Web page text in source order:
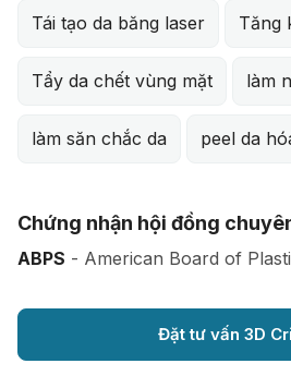
Tái tạo da băng laser Tăng
Tẩy da chết vùng mặt làm
làm săn chắc da peel da
Chứng nhận hội đồng
ABPS - American Board of
Đặt tư vấn 3D